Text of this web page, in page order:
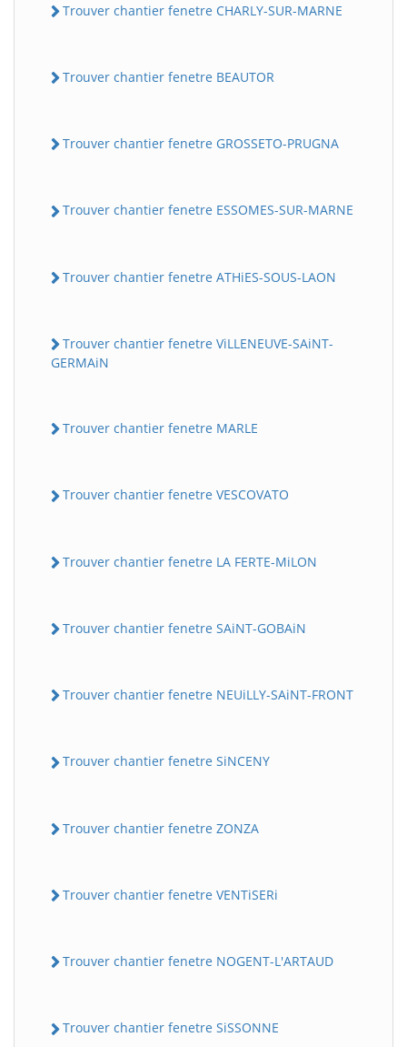
Trouver chantier fenetre CHARLY-SUR-MARNE
Trouver chantier fenetre BEAUTOR
Trouver chantier fenetre GROSSETO-PRUGNA
Trouver chantier fenetre ESSOMES-SUR-MARNE
Trouver chantier fenetre ATHiES-SOUS-LAON
Trouver chantier fenetre ViLLENEUVE-SAiNT-
GERMAiN
Trouver chantier fenetre MARLE
Trouver chantier fenetre VESCOVATO
Trouver chantier fenetre LA FERTE-MiLON
Trouver chantier fenetre SAiNT-GOBAiN
Trouver chantier fenetre NEUiLLY-SAiNT-FRONT
Trouver chantier fenetre SiNCENY
Trouver chantier fenetre ZONZA
Trouver chantier fenetre VENTiSERi
Trouver chantier fenetre NOGENT-L'ARTAUD
Trouver chantier fenetre SiSSONNE